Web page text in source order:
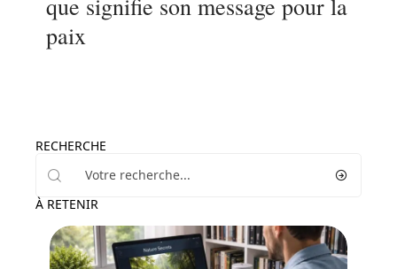
que signifie son message pour la
paix
RECHERCHE
À RETENIR